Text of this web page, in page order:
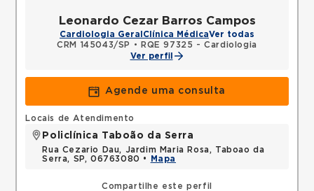
Leonardo Cezar Barros Campos
Cardiologia Geral Clínica MédicaVer todas
CRM 145043/SP
•
RQE 97325 - Cardiologia
Ver perfil
Agende uma consulta
Compartilhe este perfil
Locais de Atendimento
Policlínica Taboão da Serra
Rua Cezario Dau, Jardim Maria Rosa, Taboao da
Serra, SP, 06763080 •
Mapa